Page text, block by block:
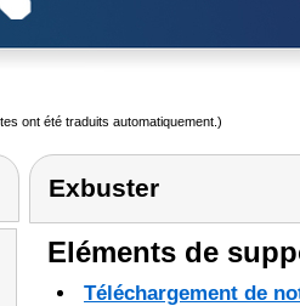
ont été traduits automatiquement.)
Exbuster
Eléments de
Téléchargement de